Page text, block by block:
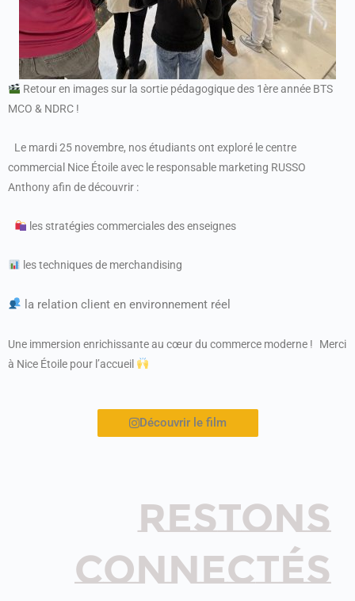
Retour en images sur la sortie pédagogique des 1ère année BTS
MCO & NDRC !
Le mardi 25 novembre, nos étudiants ont exploré le centre
commercial Nice Étoile avec le responsable marketing RUSSO
Anthony afin de découvrir :
les stratégies commerciales des enseignes
les techniques de merchandising
la relation client en environnement réel
Une immersion enrichissante au cœur du commerce moderne ! Merci
à Nice Étoile pour l’accueil
Découvrir le film
RESTONS
CONNECTÉS